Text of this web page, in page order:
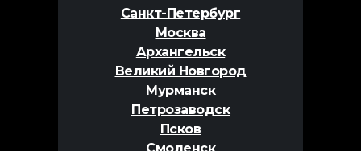
Санкт-Петербург
Москва
Архангельск
Великий Новгород
Мурманск
Петрозаводск
Псков